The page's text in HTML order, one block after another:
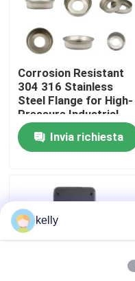
Mostra VR
Circa noi
Giro della fabbrica
Controllo di qualità
Contattici
Notizie
Corrosion Resistant
304 316 Stainless
Steel Flange for High-
Pressure Industrial
Pipeline Systems
Invia richiesta
kelly